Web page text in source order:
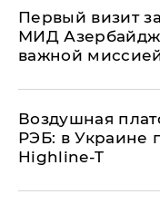
Первый визит
МИД
важной
Воздушная
РЭБ: в Украине
Highline-T